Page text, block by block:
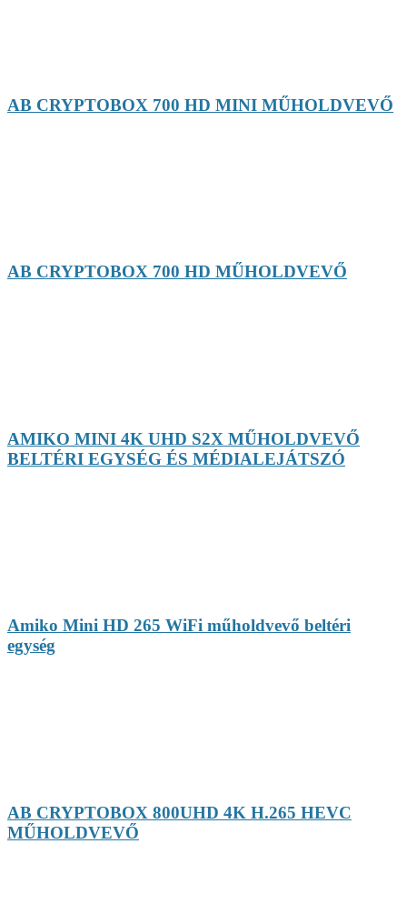
AB CRYPTOBOX 700 HD MINI MŰHOLDVEVŐ
AB CRYPTOBOX 700 HD MŰHOLDVEVŐ
AMIKO MINI 4K UHD S2X MŰHOLDVEVŐ
BELTÉRI EGYSÉG ÉS MÉDIALEJÁTSZÓ
Amiko Mini HD 265 WiFi műholdvevő beltéri
egység
AB CRYPTOBOX 800UHD 4K H.265 HEVC
MŰHOLDVEVŐ